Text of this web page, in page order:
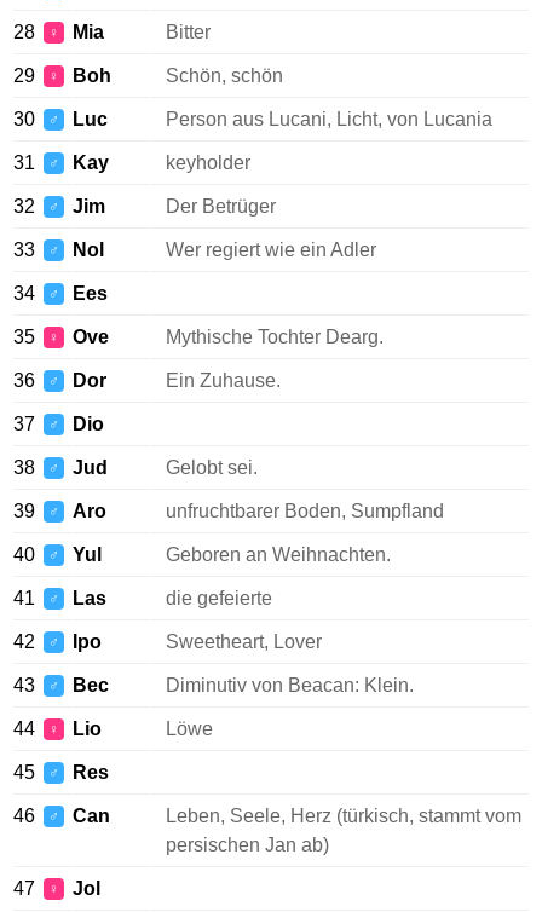
28 ♀ Mia Bitter
29 ♀ Boh Schön, schön
30 ♂ Luc Person aus Lucani, Licht, von Lucania
31 ♂ Kay keyholder
32 ♂ Jim Der Betrüger
33 ♂ Nol Wer regiert wie ein Adler
34 ♂ Ees
35 ♀ Ove Mythische Tochter Dearg.
36 ♂ Dor Ein Zuhause.
37 ♂ Dio
38 ♂ Jud Gelobt sei.
39 ♂ Aro unfruchtbarer Boden, Sumpfland
40 ♂ Yul Geboren an Weihnachten.
41 ♂ Las die gefeierte
42 ♂ Ipo Sweetheart, Lover
43 ♂ Bec Diminutiv von Beacan: Klein.
44 ♀ Lio Löwe
45 ♂ Res
46 ♂ Can
Leben, Seele, Herz (türkisch, stammt vom
persischen Jan ab)
47 ♀ Jol